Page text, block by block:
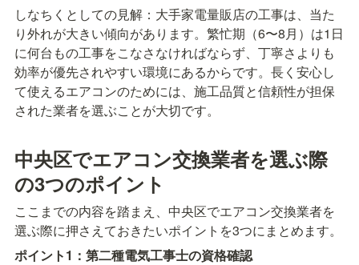
しなちくとしての見解：大手家電量販店の工事は、当た
り外れが大きい傾向があります。繁忙期（6〜8月）は1日
に何台もの工事をこなさなければならず、丁寧さよりも
効率が優先されやすい環境にあるからです。長く安心し
て使えるエアコンのためには、施工品質と信頼性が担保
された業者を選ぶことが大切です。
中央区でエアコン交換業者を選ぶ際
の3つのポイント
ここまでの内容を踏まえ、中央区でエアコン交換業者を
選ぶ際に押さえておきたいポイントを3つにまとめます。
ポイント1：第二種電気工事士の資格確認